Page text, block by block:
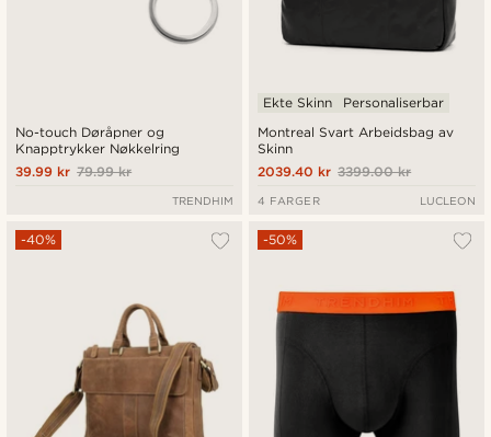
No-touch Døråpner og
Knapptrykker Nøkkelring
79.99 kr
39.99 kr
TRENDHIM
Montreal Svart Arbeidsbag av
Skinn
Ekte Skinn Personaliserbar
3399.00 kr
2039.40 kr
4 FARGER LUCLEON
-40% -50%